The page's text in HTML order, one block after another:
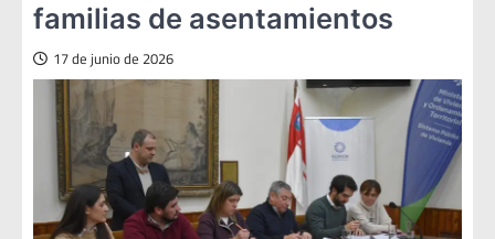
familias de asentamientos
17 de junio de 2026